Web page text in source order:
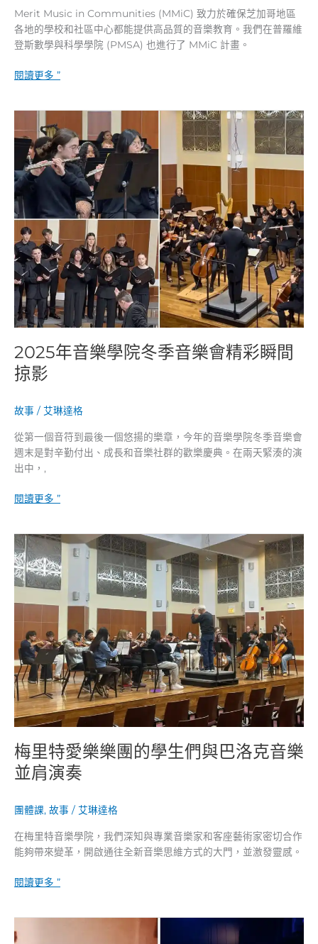
Merit Music in Communities (MMiC) 致力於確保芝加哥地區
各地的學校和社區中心都能提供高品質的音樂教育。我們在普羅維
登斯數學與科學學院 (PMSA) 也進行了 MMiC 計畫。
支
持
社
區
閱讀更多 ”
2025年音樂學院冬季音樂會精彩瞬間
掠影
故事 / 艾琳達格
從第一個音符到最後一個悠揚的樂章，今年的音樂學院冬季音樂會
週末是對辛勤付出、成長和音樂社群的歡樂慶典。在兩天緊湊的演
出中，,
年
學
院
冬
季
音
樂
會
精
彩
瞬
掠
影
閱讀更多 ”
梅里特愛樂樂團的學生們與巴洛克音樂
並肩演奏
團體課, 故事 / 艾琳達格
在梅里特音樂學院，我們深知與專業音樂家和客座藝術家密切合作
能夠帶來變革，開啟通往全新音樂思維方式的大門，並激發靈感。
梅
里
特
愛
樂
樂
的
學
生
們
與
巴
洛
克
音
並
演
奏
閱讀更多 ”
賦